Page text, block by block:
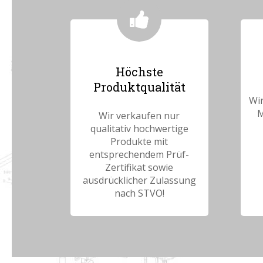
Höchste
Produktqualität
Wir verkaufen nur
qualitativ hochwertige
Produkte mit
entsprechendem Prüf-
Zertifikat sowie
ausdrücklicher Zulassung
nach STVO!